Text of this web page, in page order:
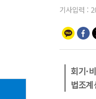
기사입력 :
회기·
법조